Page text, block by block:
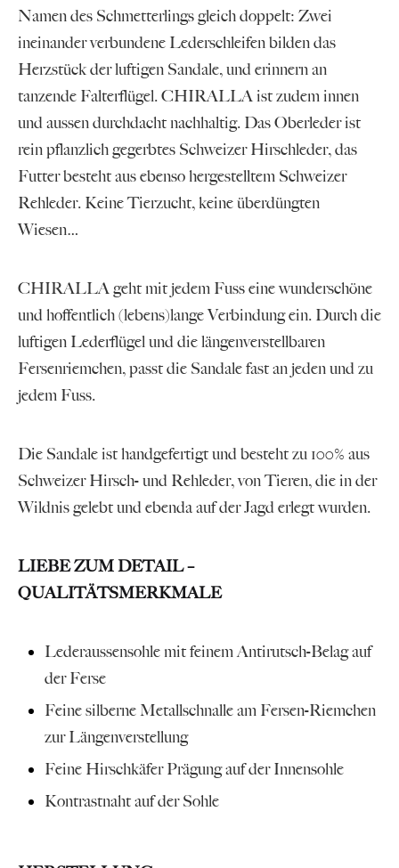
Namen des Schmetterlings gleich doppelt: Zwei
ineinander verbundene Lederschleifen bilden das
Herzstück der luftigen Sandale, und erinnern an
tanzende Falterflügel. CHIRALLA ist zudem innen
und aussen durchdacht nachhaltig. Das Oberleder ist
rein pflanzlich gegerbtes Schweizer Hirschleder, das
Futter besteht aus ebenso hergestelltem Schweizer
Rehleder. Keine Tierzucht, keine überdüngten
Wiesen…
CHIRALLA geht mit jedem Fuss eine wunderschöne
und hoffentlich (lebens)lange Verbindung ein. Durch die
luftigen Lederflügel und die längenverstellbaren
Fersenriemchen, passt die Sandale fast an jeden und zu
jedem Fuss.
Die Sandale ist handgefertigt und besteht zu 100% aus
Schweizer Hirsch- und Rehleder, von Tieren, die in der
Wildnis gelebt und ebenda auf der Jagd erlegt wurden.
LIEBE ZUM DETAIL –
QUALITÄTSMERKMALE
Lederaussensohle mit feinem Antirutsch-Belag auf
der Ferse
Feine silberne Metallschnalle am Fersen-Riemchen
zur Längenverstellung
Feine Hirschkäfer Prägung auf der Innensohle
Kontrastnaht auf der Sohle